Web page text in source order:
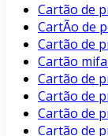
Cartão de
CartÃo de
Cartão de
Cartão
Cartão de
Cartão de
Cartão de
Cartão de